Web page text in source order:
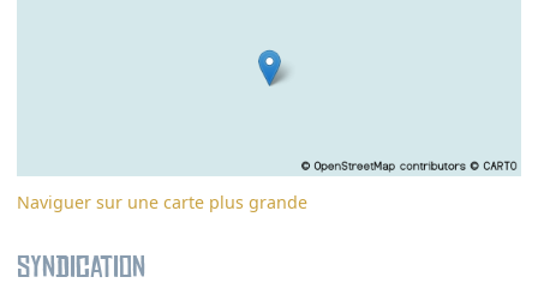
Naviguer sur une carte plus grande
Syndication